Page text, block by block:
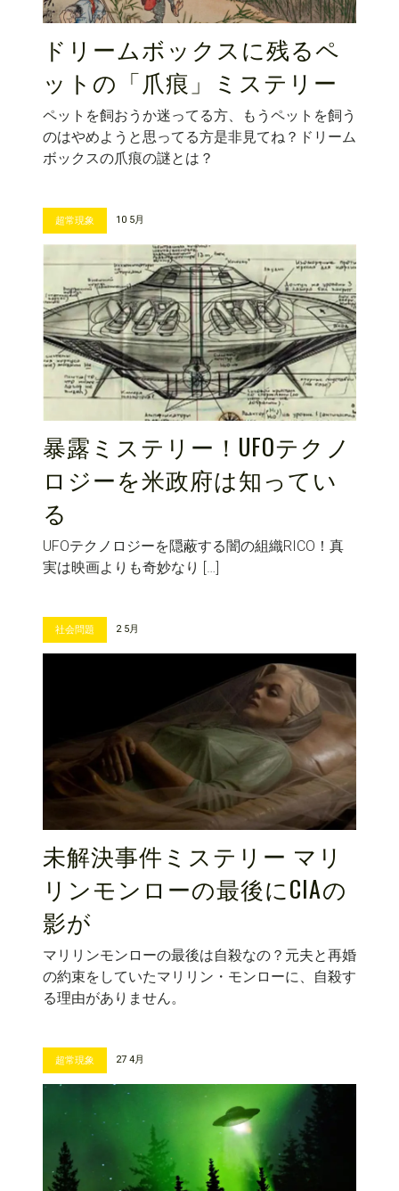
ドリームボックスに残るペ
ットの「爪痕」ミステリー
ペットを飼おうか迷ってる方、もうペットを飼う
のはやめようと思ってる方是非見てね？ドリーム
ボックスの爪痕の謎とは？
超常現象 10 5月
暴露ミステリー！UFOテクノ
ロジーを米政府は知ってい
る
UFOテクノロジーを隠蔽する闇の組織RICO！真
実は映画よりも奇妙なり […]
社会問題 2 5月
未解決事件ミステリー マリ
リンモンローの最後にCIAの
影が
マリリンモンローの最後は自殺なの？元夫と再婚
の約束をしていたマリリン・モンローに、自殺す
る理由がありません。
超常現象 27 4月